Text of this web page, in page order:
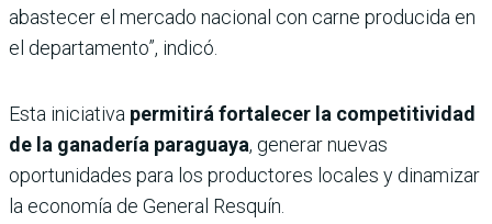
abastecer el mercado nacional con carne producida en
el departamento”, indicó.
Esta iniciativa permitirá fortalecer la competitividad
de la ganadería paraguaya, generar nuevas
oportunidades para los productores locales y dinamizar
la economía de General Resquín.